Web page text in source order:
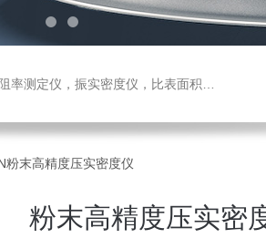
，炭块热膨胀仪，炭块透气率仪，炭块二氧化碳反应测定仪
粉末高精度压实密度仪
粉末高精度压实密